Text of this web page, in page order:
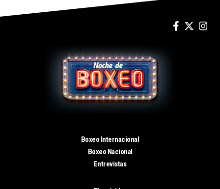
Boxeo Internacional
Boxeo Nacional
Entrevistas